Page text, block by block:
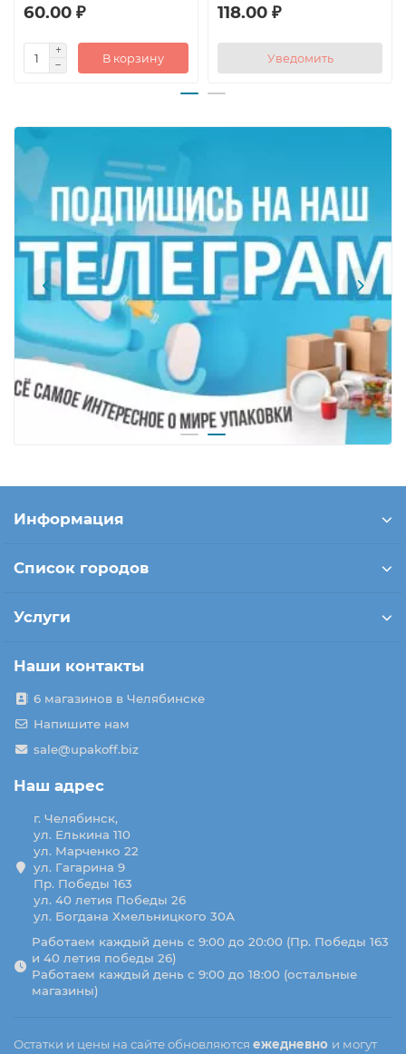
60.00 ₽
В корзину
118.00 ₽
Уведомить
Информация
Список городов
Услуги
Наши контакты
6 магазинов в Челябинске
Напишите нам
sale@upakoff.biz
Наш адрес
г. Челябинск,
ул. Елькина 110
ул. Марченко 22
ул. Гагарина 9
Пр. Победы 163
ул. 40 летия Победы 26
ул. Богдана Хмельницкого 30А
Работаем каждый день с 9:00 до 20:00 (Пр. Победы 163
и 40 летия победы 26)
Работаем каждый день с 9:00 до 18:00 (остальные
магазины)
Остатки и цены на сайте обновляются ежедневно и могут